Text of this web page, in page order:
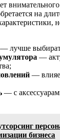
на
— лучше
—
—
— с
бизнеса